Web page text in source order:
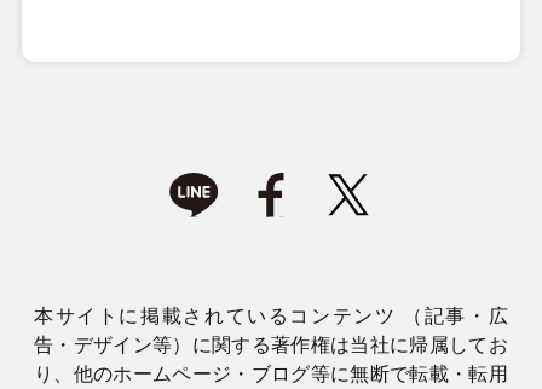
本サイトに掲載されているコンテンツ （記事・広
告・デザイン等）に関する著作権は当社に帰属してお
り、他のホームページ・ブログ等に無断で転載・転用